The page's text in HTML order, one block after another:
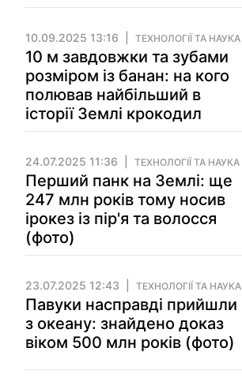
10.09.2025 13:16 ТЕХНОЛОГІЇ ТА НАУКА
10 м завдовжки та зубами
розміром із банан: на кого
полював найбільший в
історії Землі крокодил
24.07.2025 11:36 ТЕХНОЛОГІЇ ТА НАУКА
Перший панк на Землі: ще
247 млн років тому носив
ірокез із пір'я та волосся
(фото)
23.07.2025 12:43 ТЕХНОЛОГІЇ ТА НАУКА
Павуки насправді прийшли
з океану: знайдено доказ
віком 500 млн років (фото)